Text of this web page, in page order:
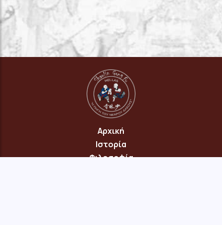
Αρχική
Ιστορία
Φιλοσοφία